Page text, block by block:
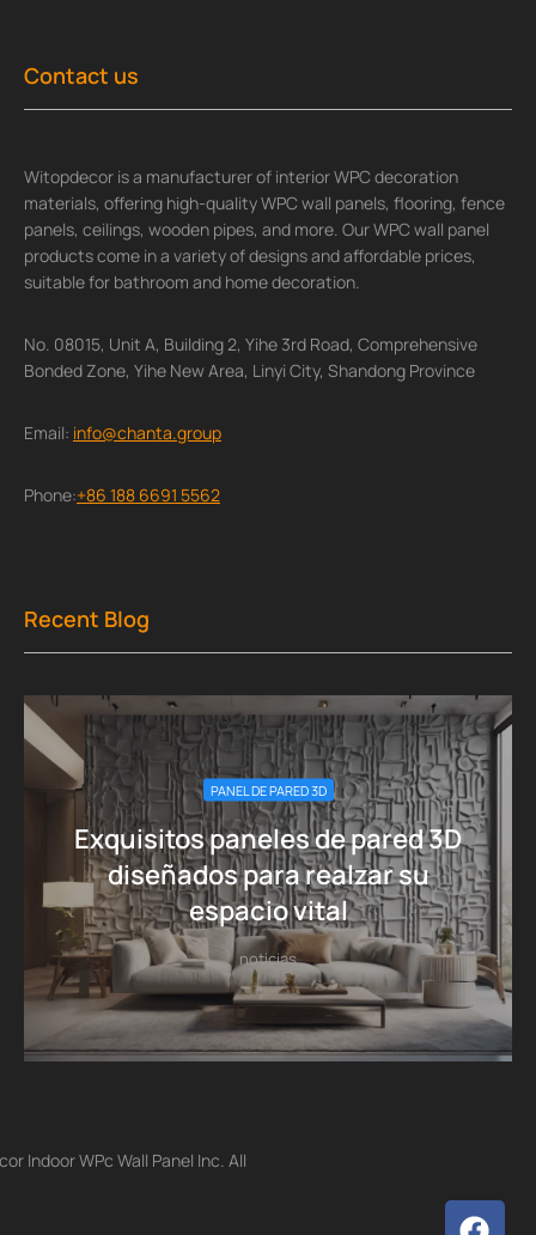
Contact us
Witopdecor is a manufacturer of interior WPC decoration
materials, offering high-quality WPC wall panels, flooring, fence
panels, ceilings, wooden pipes, and more. Our WPC wall panel
products come in a variety of designs and affordable prices,
suitable for bathroom and home decoration.
No. 08015, Unit A, Building 2, Yihe 3rd Road, Comprehensive
Bonded Zone, Yihe New Area, Linyi City, Shandong Province
Email: info@chanta.group
Phone:+86 188 6691 5562
Recent Blog
PANEL DE PARED 3D
Exquisitos paneles de pared 3D
diseñados para realzar su
espacio vital
noticias
Indoor WPc Wall Panel Inc. All